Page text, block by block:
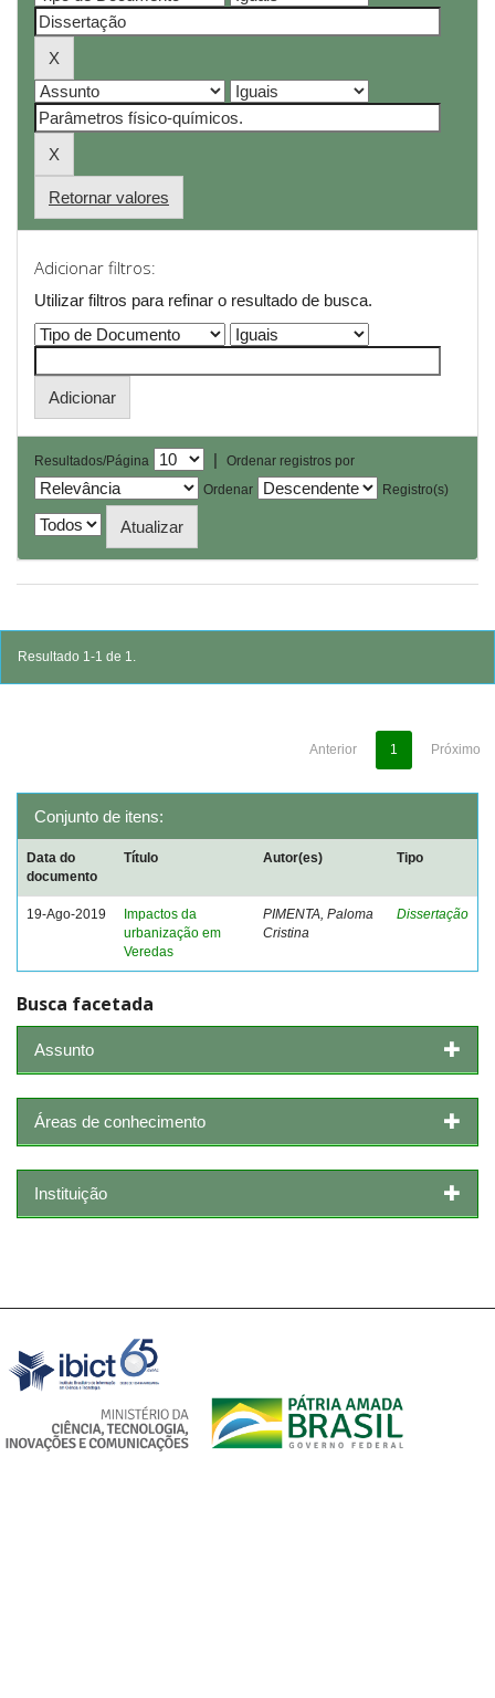
Retornar valores
Adicionar filtros:
Utilizar filtros para refinar o resultado de busca.
Resultados/Página |
Ordenar registros por
Ordenar
Registro(s)
Resultado 1-1 de 1.
Anterior 1 Próximo
Conjunto de itens:
Data do
documento
Título Autor(es) Tipo
19-Ago-2019
Impactos da
urbanização em
Veredas
PIMENTA, Paloma
Cristina
Dissertação
Busca facetada
Assunto
Áreas de conhecimento
Instituição